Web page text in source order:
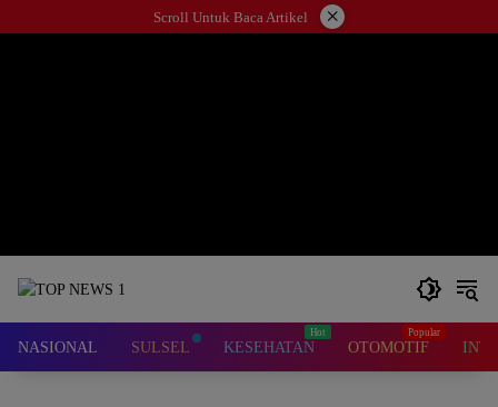
ke
Scroll Untuk Baca Artikel ×
NASIONAL SULSEL KESEHATAN OTOMOTIF